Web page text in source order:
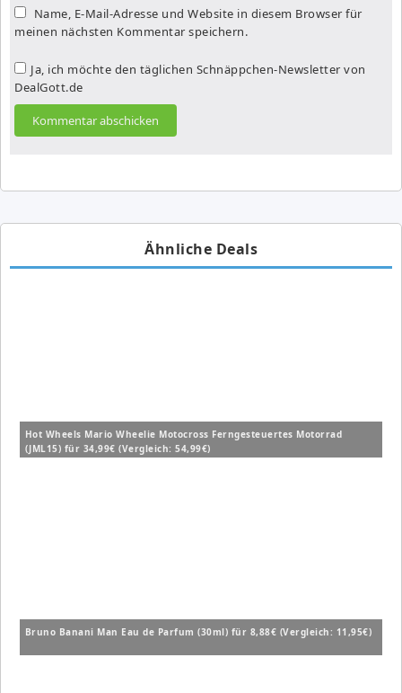
Name, E-Mail-Adresse und Website in diesem Browser für
meinen nächsten Kommentar speichern.
Ja, ich möchte den täglichen Schnäppchen-Newsletter von
DealGott.de
Ähnliche Deals
Hot Wheels Mario Wheelie Motocross Ferngesteuertes Motorrad
(JML15) für 34,99€ (Vergleich: 54,99€)
Bruno Banani Man Eau de Parfum (30ml) für 8,88€ (Vergleich: 11,95€)